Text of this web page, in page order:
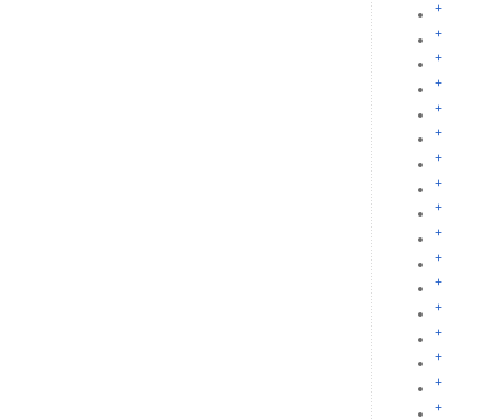
+
+
+
+
+
+
+
+
+
+
+
+
+
+
+
+
+